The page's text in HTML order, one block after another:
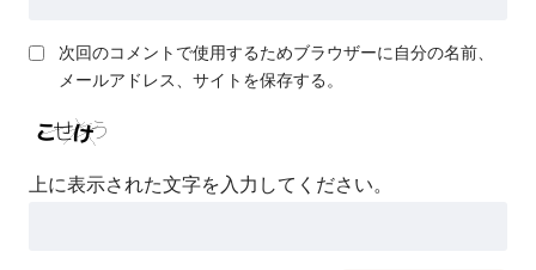
次回のコメントで使用するためブラウザーに自分の名前、
メールアドレス、サイトを保存する。
上に表示された文字を入力してください。